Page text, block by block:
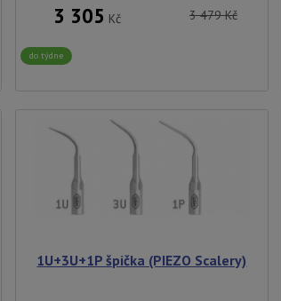
3 305 Kč 3 479 Kč
do týdne
1U+3U+1P špička (PIEZO Scalery)